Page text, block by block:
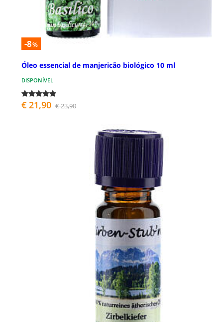
-8%
Óleo essencial de manjericão biológico 10 ml
DISPONÍVEL
€ 21,90 € 23,90